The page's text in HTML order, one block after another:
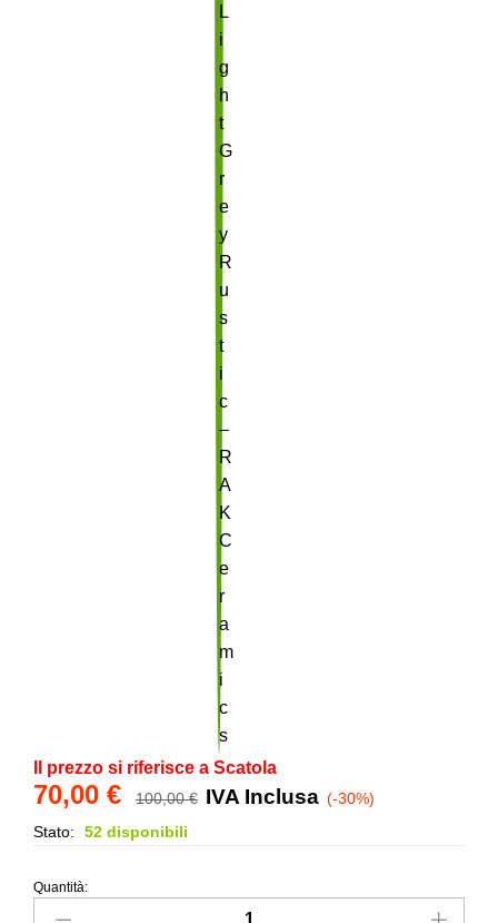
Il prezzo si riferisce a Scatola
70,00 € 100,00€ IVA Inclusa (-30%)
Stato:
52 disponibili
Mosaico
Quantità: